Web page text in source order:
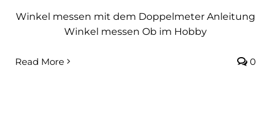
Winkel messen mit dem Doppelmeter Anleitung
Winkel messen Ob im Hobby
Read More 0